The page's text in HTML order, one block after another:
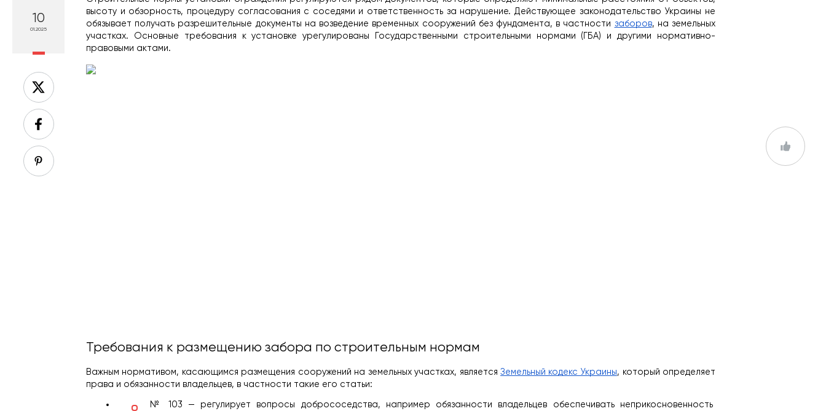
10
01.2025
высоту и обзорность, процедуру согласования с соседями и ответственность за нарушение. Действующее законодательство Украины не
обязывает получать разрешительные документы на возведение временных сооружений без фундамента, в частности заборов, на земельных
участках. Основные требования к установке урегулированы Государственными строительными нормами (ГБА) и другими нормативно-
правовыми актами.
Требования к размещению забора по строительным нормам
Важным нормативом, касающимся размещения сооружений на земельных участках, является Земельный кодекс Украины, который определяет
права и обязанности владельцев, в частности такие его статьи:
№ 103 — регулирует вопросы добрососедства, например обязанности владельцев обеспечивать неприкосновенность